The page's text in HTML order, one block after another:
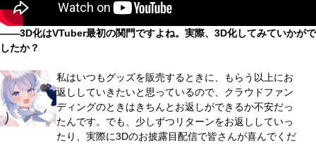
――3D化はVTuber最初の関門ですよね。実際、3D化してみていかがで
したか？
私はいつもグッズを販売するときに、もらう以上にお
返ししていきたいと思っているので、クラウドファン
ディングのときはきちんとお返しができるか不安だっ
たんです。でも、少しずつリターンをお返ししていっ
たり、実際に3Dのお披露目配信で皆さんが喜んでくだ